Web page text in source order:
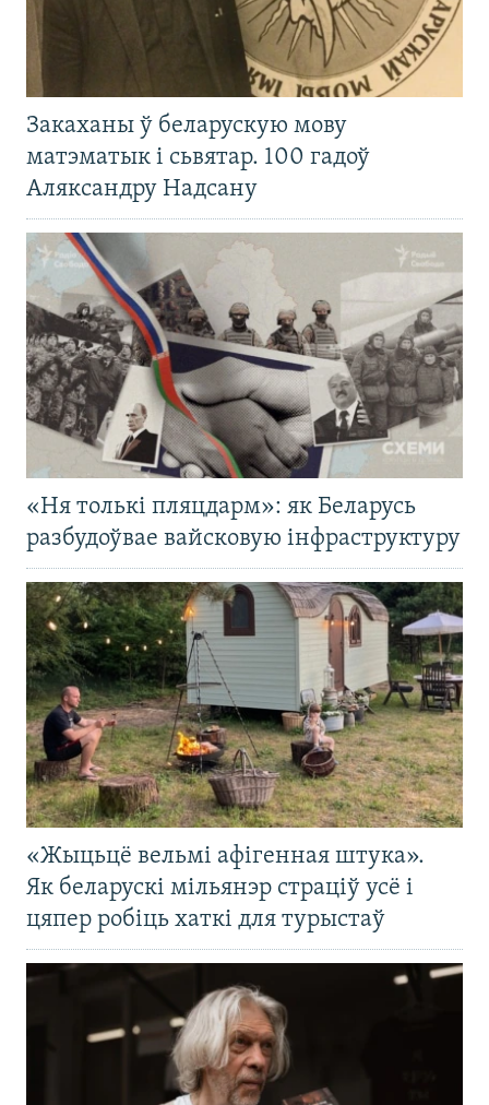
Закаханы ў беларускую мову
матэматык і сьвятар. 100 гадоў
Аляксандру Надсану
«Ня толькі пляцдарм»: як Беларусь
разбудоўвае вайсковую інфраструктуру
«Жыцьцё вельмі афігенная штука».
Як беларускі мільянэр страціў усё і
цяпер робіць хаткі для турыстаў